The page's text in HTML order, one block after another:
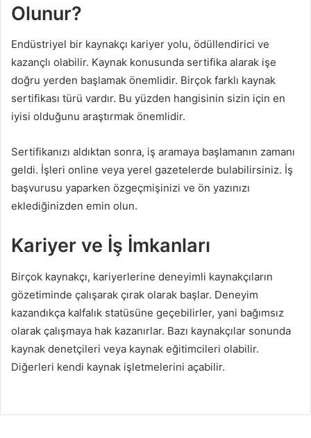
Olunur?
Endüstriyel bir kaynakçı kariyer yolu, ödüllendirici ve
kazançlı olabilir. Kaynak konusunda sertifika alarak işe
doğru yerden başlamak önemlidir. Birçok farklı kaynak
sertifikası türü vardır. Bu yüzden hangisinin sizin için en
iyisi olduğunu araştırmak önemlidir.
Sertifikanızı aldıktan sonra, iş aramaya başlamanın zamanı
geldi. İşleri online veya yerel gazetelerde bulabilirsiniz. İş
başvurusu yaparken özgeçmişinizi ve ön yazınızı
eklediğinizden emin olun.
Kariyer ve İş İmkanları
Birçok kaynakçı, kariyerlerine deneyimli kaynakçıların
gözetiminde çalışarak çırak olarak başlar. Deneyim
kazandıkça kalfalık statüsüne geçebilirler, yani bağımsız
olarak çalışmaya hak kazanırlar. Bazı kaynakçılar sonunda
kaynak denetçileri veya kaynak eğitimcileri olabilir.
Diğerleri kendi kaynak işletmelerini açabilir.